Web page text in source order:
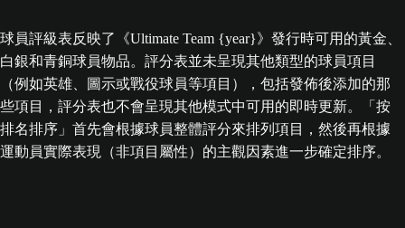
球員評級表反映了《Ultimate Team {year}》發行時可用的黃金、
白銀和青銅球員物品。評分表並未呈現其他類型的球員項目
（例如英雄、圖示或戰役球員等項目），包括發佈後添加的那
些項目，評分表也不會呈現其他模式中可用的即時更新。「按
排名排序」首先會根據球員整體評分來排列項目，然後再根據
運動員實際表現（非項目屬性）的主觀因素進一步確定排序。